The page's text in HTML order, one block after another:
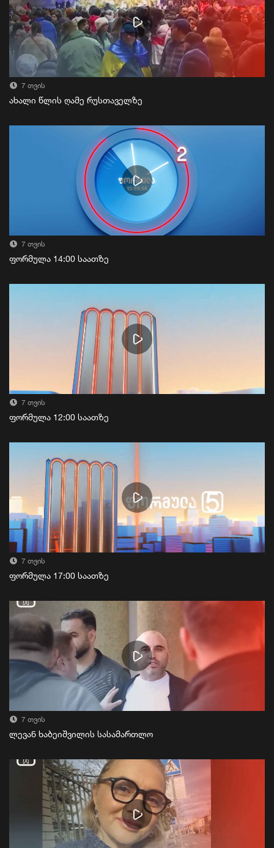
7 თვის
ახალი წლის ღამე რუსთაველზე
7 თვის
ფორმულა 14:00 საათზე
7 თვის
ფორმულა 12:00 საათზე
7 თვის
ფორმულა 17:00 საათზე
7 თვის
ლევან ხაბეიშვილის სასამართლო